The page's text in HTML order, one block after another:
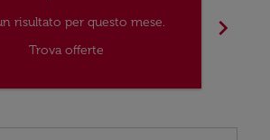
risultato per questo mese.
Trova offerte
chevron_right